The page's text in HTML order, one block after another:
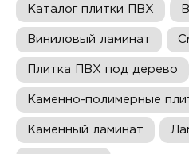
Каталог плитки ПВХ
Виниловый ламинат
Плитка ПВХ под дерево
Каменно-полимерные
Каменный ламинат